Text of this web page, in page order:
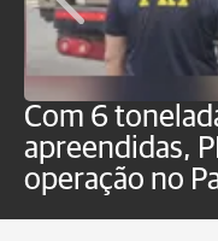
Com 6
apreendidas,
operação no